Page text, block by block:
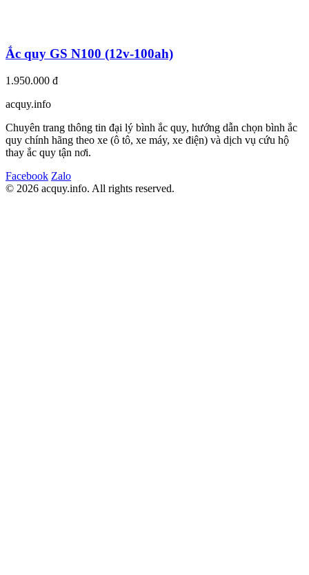
Ắc quy GS N100 (12v-100ah)
1.950.000 đ
acquy.info
Chuyên trang thông tin đại lý bình ắc quy, hướng dẫn chọn bình ắc
quy chính hãng theo xe (ô tô, xe máy, xe điện) và dịch vụ cứu hộ
thay ắc quy tận nơi.
Facebook Zalo
© 2026 acquy.info. All rights reserved.